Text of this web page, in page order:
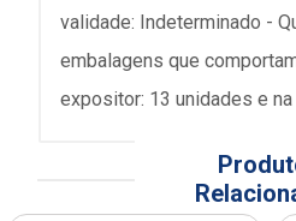
validade: Indeterminado -
embalagens que
expositor: 13 unidades e